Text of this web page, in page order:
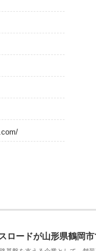
ロードが山形県鶴岡